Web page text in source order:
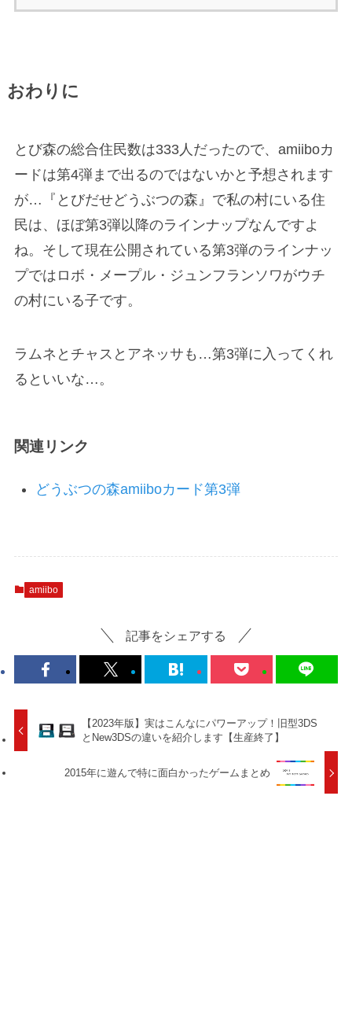
おわりに
とび森の総合住民数は333人だったので、amiiboカ
ードは第4弾まで出るのではないかと予想されます
が…『とびだせどうぶつの森』で私の村にいる住
民は、ほぼ第3弾以降のラインナップなんですよ
ね。そして現在公開されている第3弾のラインナッ
プではロボ・メープル・ジュンフランソワがウチ
の村にいる子です。
ラムネとチャスとアネッサも…第3弾に入ってくれ
るといいな…。
関連リンク
どうぶつの森amiiboカード第3弾
amiibo
記事をシェアする
【2023年版】実はこんなにパワーアップ！旧型3DS
とNew3DSの違いを紹介します【生産終了】
2015年に遊んで特に面白かったゲームまとめ